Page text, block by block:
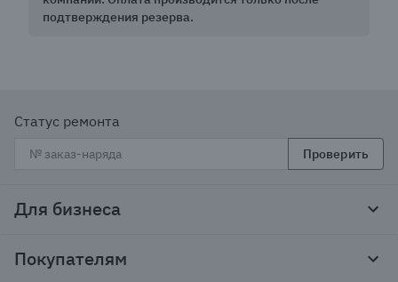
подтверждения резерва.
Статус ремонта
Проверить
Для бизнеса
Тендеры и гос закупки
Покупателям